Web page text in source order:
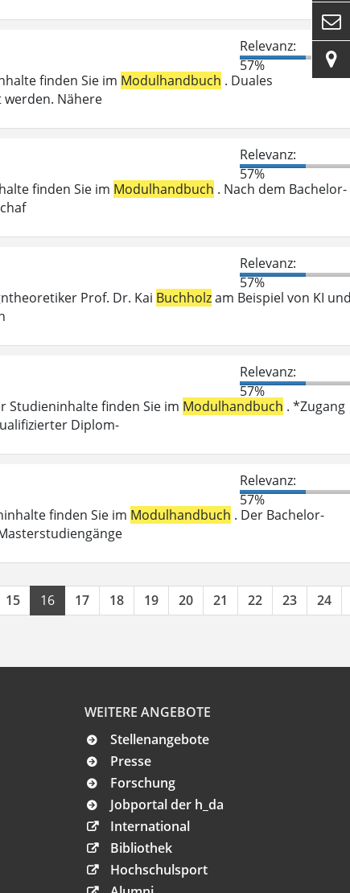
Relevanz:
57%
finden Sie im Modulhandbuch . Duales
werden. Nähere
Relevanz:
57%
finden Sie im Modulhandbuch . Nach dem Bachelor-
Relevanz:
57%
Prof. Dr. Kai Buchholzam Beispiel von KI
Relevanz:
57%
Studieninhalte finden Sie im Modulhandbuch . *Zugang
Diplom-
Relevanz:
57%
finden Sie im Modulhandbuch . Der Bachelor-
15 16 17 18 19 20 21 22 23 24
WEITERE ANGEBOTE
Stellenangebote
Presse
Forschung
Jobportal der h_da
International
Bibliothek
Hochschulsport

